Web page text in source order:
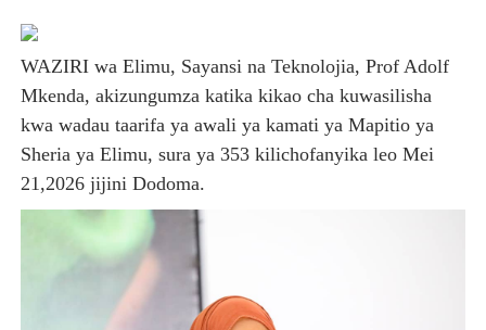
Serikali yasisitiza usimamizi imara wa maji chini ya
WANAFUNZI WA MTEMI MAZENGO WATOA ELIMU YA
WATOTO WAFUNDISHWE KUPINGA RUSHWA WAKIWA
WAFANYABIASHARA WA MADUKA YA SIMU KARIAKOO
REA YATOA SOMO LA NISHATI SAFI YA KUPIKIA KWA
THBUB YAENDELEA KUTOA ELIMU KWA WANANCHI
WAZIRI wa Elimu, Sayansi na Teknolojia, Prof Adolf
Mkenda, akizungumza katika kikao cha kuwasilisha
kwa wadau taarifa ya awali ya kamati ya Mapitio ya
Sheria ya Elimu, sura ya 353 kilichofanyika leo Mei
21,2026 jijini Dodoma.